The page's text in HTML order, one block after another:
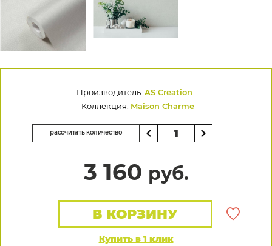
Производитель: AS Creation
Коллекция: Maison Charme
рассчитать количество
3 160 руб.
Купить в 1 клик
В КОРЗИНУ